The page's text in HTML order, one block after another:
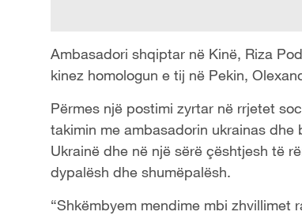
Ambasadori shqiptar në Kinë, Riza
kinez homologun e tij në Pekin,
Përmes një postimi zyrtar në rrjetet
takimin me ambasadorin ukrainas
Ukrainë dhe në një sërë çështjesh të
dypalësh dhe shumëpalësh.
“Shkëmbyem mendime mbi zhvillimet